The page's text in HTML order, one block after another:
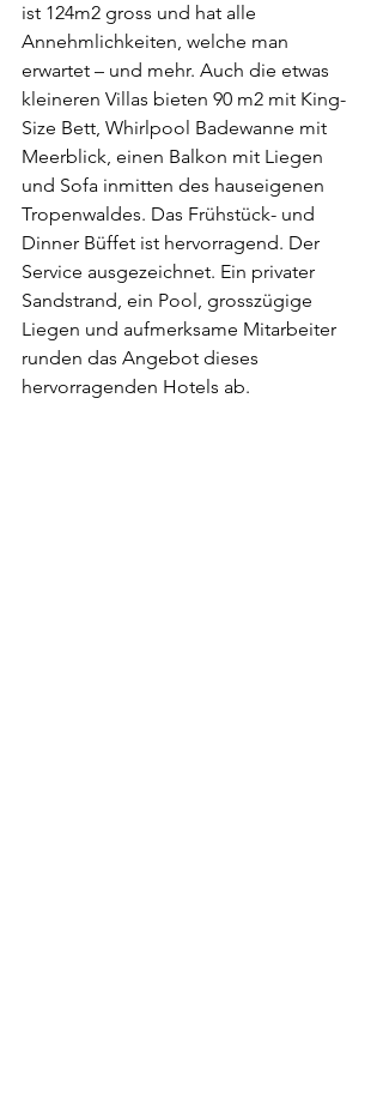
ist 124m2 gross und hat alle
Annehmlichkeiten, welche man
erwartet – und mehr. Auch die etwas
kleineren Villas bieten 90 m2 mit King-
Size Bett, Whirlpool Badewanne mit
Meerblick, einen Balkon mit Liegen
und Sofa inmitten des hauseigenen
Tropenwaldes. Das Frühstück- und
Dinner Büffet ist hervorragend. Der
Service ausgezeichnet. Ein privater
Sandstrand, ein Pool, grosszügige
Liegen und aufmerksame Mitarbeiter
runden das Angebot dieses
hervorragenden Hotels ab.